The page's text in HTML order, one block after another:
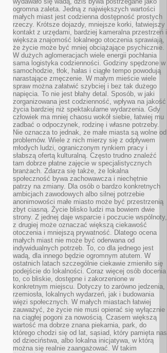
ogromna zaleta. Jedną z największych wartości
małych miast jest codzienna dostępność prostych
rzeczy. Krótsze dojazdy, mniejsze korki, łatwiejszy
kontakt z urzędami, bardziej kameralna przestrzeń i
większa znajomość lokalnego otoczenia sprawiają,
że życie może być mniej obciążające psychicznie.
W dużych aglomeracjach wiele energii pochłania
sama logistyka codzienności. Godziny spędzone w
samochodzie, tłok, hałas i ciągłe tempo powodują
narastające zmęczenie. W małym mieście wiele
spraw można załatwić szybciej i bez tak dużego
napięcia. To nie jest błahy detal. Sposób, w jaki
zorganizowana jest codzienność, wpływa na jakość
życia bardziej niż spektakularne wydarzenia. Gdy
człowiek ma mniej chaosu wokół siebie, łatwiej mu
zadbać o odpoczynek, rodzinę i własne potrzeby.
Nie oznacza to jednak, że małe miasta są wolne od
problemów. Wiele z nich mierzy się z odpływem
młodych ludzi, ograniczonym rynkiem pracy i
słabszą ofertą kulturalną. Często trudno znaleźć
tam dobrze płatne zajęcie w specjalistycznych
branżach. Zdarza się także, że lokalna
społeczność bywa zachowawcza i niechętnie
patrzy na zmiany. Dla osób o bardzo konkretnych
ambicjach zawodowych albo silnej potrzebie
anonimowości małe miasto może być przestrzenią
zbyt ciasną. Życie blisko ludzi ma bowiem dwie
strony. Z jednej daje wsparcie i poczucie wspólnoty,
z drugiej może oznaczać większą ciekawość
otoczenia i mniejszą prywatność. Dlatego ocena
małych miast nie może być oderwana od
indywidualnych potrzeb. To, co dla jednego jest
wadą, dla innego będzie ogromnym atutem. W
ostatnich latach szczególnie ciekawie zmieniło się
podejście do lokalności. Coraz więcej osób docenia
to, co bliskie, dostępne i zakorzenione w
konkretnym miejscu. Dotyczy to zarówno jedzenia,
rzemiosła, lokalnych wydarzeń, jak i budowania
więzi społecznych. W małych miastach łatwiej
zauważyć, że życie nie musi opierać się wyłącznie
na ciągłej pogoni za nowością. Czasem większą
wartość ma dobrze znana piekarnia, park, do
którego chodzi się od lat, sąsiad, który pamięta nas
od dzieciństwa, albo lokalna inicjatywa, w którą
można się realnie zaangażować. W takim